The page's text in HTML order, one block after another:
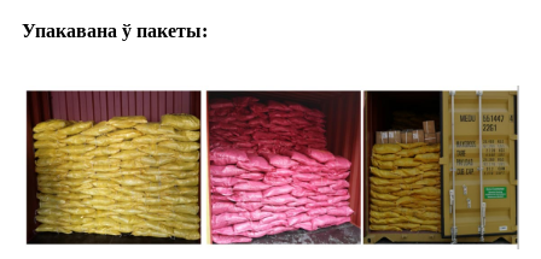
Упакавана ў пакеты: